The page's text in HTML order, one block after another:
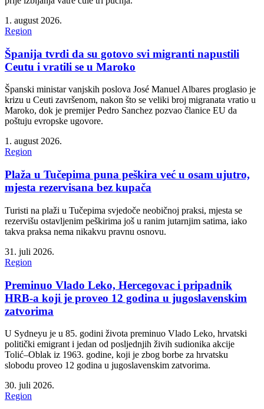
1. august 2026.
Region
Španija tvrdi da su gotovo svi migranti napustili
Ceutu i vratili se u Maroko
Španski ministar vanjskih poslova José Manuel Albares proglasio je
krizu u Ceuti završenom, nakon što se veliki broj migranata vratio u
Maroko, dok je premijer Pedro Sanchez pozvao članice EU da
poštuju evropske ugovore.
1. august 2026.
Region
Plaža u Tučepima puna peškira već u osam ujutro,
mjesta rezervisana bez kupača
Turisti na plaži u Tučepima svjedoče neobičnoj praksi, mjesta se
rezervišu ostavljenim peškirima još u ranim jutarnjim satima, iako
takva praksa nema nikakvu pravnu osnovu.
31. juli 2026.
Region
Preminuo Vlado Leko, Hercegovac i pripadnik
HRB-a koji je proveo 12 godina u jugoslavenskim
zatvorima
U Sydneyu je u 85. godini života preminuo Vlado Leko, hrvatski
politički emigrant i jedan od posljednjih živih sudionika akcije
Tolić–Oblak iz 1963. godine, koji je zbog borbe za hrvatsku
slobodu proveo 12 godina u jugoslavenskim zatvorima.
30. juli 2026.
Region